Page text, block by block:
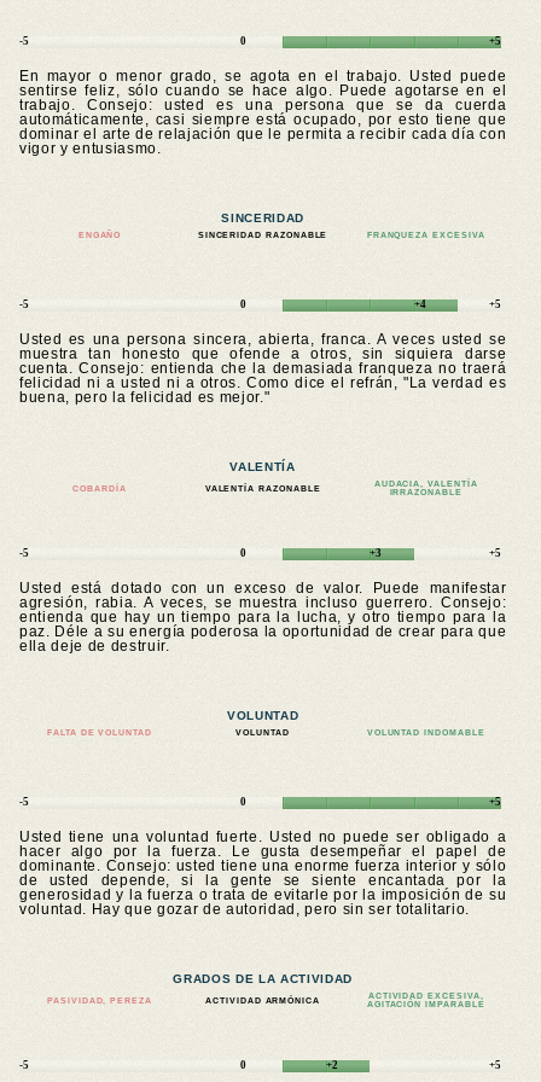
-5 0 +5
En mayor o menor grado, se agota en el trabajo. Usted puede
sentirse feliz, sólo cuando se hace algo. Puede agotarse en el
trabajo. Consejo: usted es una persona que se da cuerda
automáticamente, casi siempre está ocupado, por esto tiene que
dominar el arte de relajación que le permita a recibir cada día con
vigor y entusiasmo.
SINCERIDAD
ENGAÑO SINCERIDAD RAZONABLE FRANQUEZA EXCESIVA
-5 0 +4 +5
Usted es una persona sincera, abierta, franca. A veces usted se
muestra tan honesto que ofende a otros, sin siquiera darse
cuenta. Consejo: entienda che la demasiada franqueza no traerá
felicidad ni a usted ni a otros. Como dice el refrán, "La verdad es
buena, pero la felicidad es mejor."
VALENTÍA
COBARDÍA VALENTÍA RAZONABLE
AUDACIA, VALENTÍA
IRRAZONABLE
-5 0 +3 +5
Usted está dotado con un exceso de valor. Puede manifestar
agresión, rabia. A veces, se muestra incluso guerrero. Consejo:
entienda que hay un tiempo para la lucha, y otro tiempo para la
paz. Déle a su energía poderosa la oportunidad de crear para que
ella deje de destruir.
VOLUNTAD
FALTA DE VOLUNTAD VOLUNTAD VOLUNTAD INDOMABLE
-5 0 +5
Usted tiene una voluntad fuerte. Usted no puede ser obligado a
hacer algo por la fuerza. Le gusta desempeñar el papel de
dominante. Consejo: usted tiene una enorme fuerza interior y sólo
de usted depende, si la gente se siente encantada por la
generosidad y la fuerza o trata de evitarle por la imposición de su
voluntad. Hay que gozar de autoridad, pero sin ser totalitario.
GRADOS DE LA ACTIVIDAD
PASIVIDAD, PEREZA ACTIVIDAD ARMÓNICA
ACTIVIDAD EXCESIVA,
AGITACIÓN IMPARABLE
-5 0 +2 +5